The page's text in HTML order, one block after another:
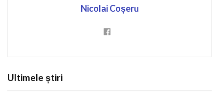
Nicolai Coșeru
Ultimele știri